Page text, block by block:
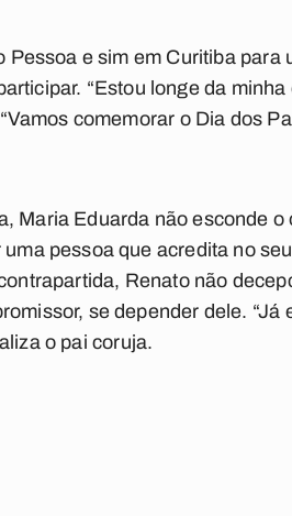
e sim em Curitiba para
“Estou longe da minha
comemorar o Dia dos
Maria Eduarda não esconde o
pessoa que acredita no
Renato não
se depender dele. “Já
o pai coruja.